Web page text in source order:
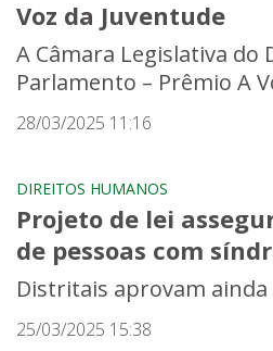
Voz da Juventude
A Câmara Legislativa
Parlamento – Prêmio A
28/03/2025 11:16
DIREITOS HUMANOS
Projeto de lei
de pessoas com
Distritais aprovam
25/03/2025 15:38